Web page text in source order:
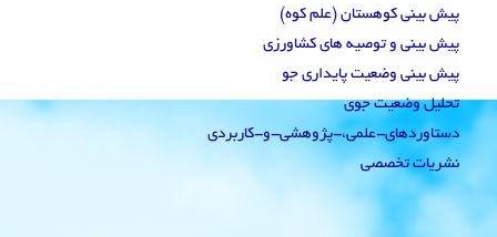
پیش بینی کوهستان (علم کوه)
پیش بینی و توصیه های کشاورزی
پیش بینی وضعیت پایداری جو
تحلیل وضعیت جوی
دستاوردهای-علمی،-پژوهشی-و-کاربردی
نشریات تخصصی